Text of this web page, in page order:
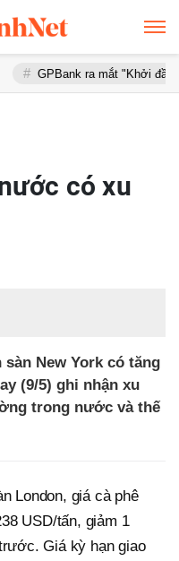
ra mắt "Khởi đầu an cư",
có xu
New York có tăng
(9/5) ghi nhận xu
trong nước và thế
London, giá cà phê
USD/tấn, giảm 1
Giá kỳ hạn giao